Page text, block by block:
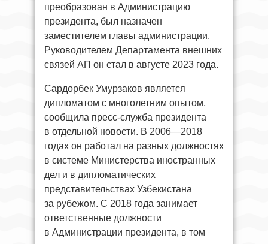
преобразован в Администрацию
президента, был назначен
заместителем главы администрации.
Руководителем Департамента внешних
связей АП он стал в августе 2023 года.
Сардорбек Умурзаков является
дипломатом с многолетним опытом,
сообщила пресс-служба президента
в отдельной новости. В 2006—2018
годах он работал на разных должностях
в системе Министерства иностранных
дел и в дипломатических
представительствах Узбекистана
за рубежом. С 2018 года занимает
ответственные должности
в Администрации президента, в том